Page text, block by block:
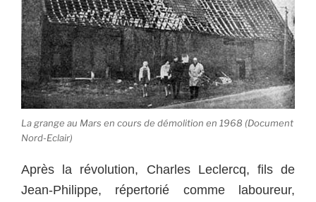
La grange au Mars en cours de démolition en 1968 (Document
Nord-Eclair)
Après la révolution, Charles Leclercq, fils de
Jean-Philippe, répertorié comme laboureur,